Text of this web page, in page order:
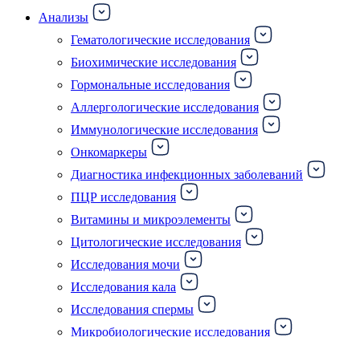
Анализы
Гематологические исследования
Биохимические исследования
Гормональные исследования
Аллергологические исследования
Иммунологические исследования
Онкомаркеры
Диагностика инфекционных заболеваний
ПЦР исследования
Витамины и микроэлементы
Цитологические исследования
Исследования мочи
Исследования кала
Исследования спермы
Микробиологические исследования